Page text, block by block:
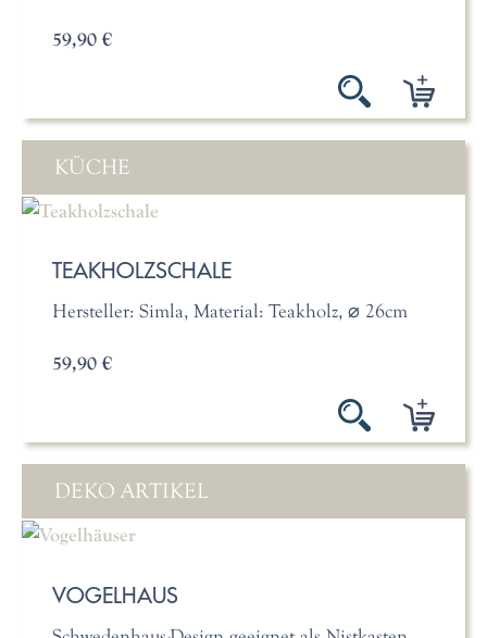
59,90 €
KÜCHE
TEAKHOLZSCHALE
Hersteller: Simla, Material: Teakholz, ⌀ 26cm
59,90 €
DEKO ARTIKEL
VOGELHAUS